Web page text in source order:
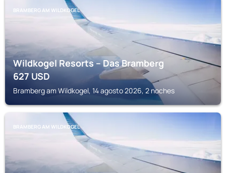
BRAMBERG AM WILDKOGEL
Wildkogel Resorts – Das Bramberg
627USD
Bramberg am Wildkogel, 14 agosto 2026, 2 noches
BRAMBERG AM WILDKOGEL